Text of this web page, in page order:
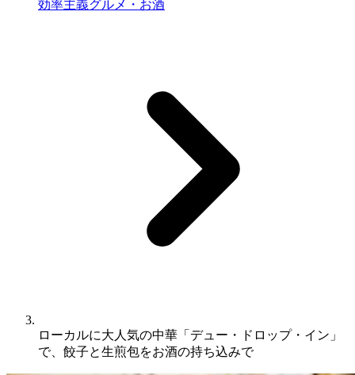
効率主義グルメ・お酒
ローカルに大人気の中華「デュー・ドロップ・イン」
で、餃子と生煎包をお酒の持ち込みで